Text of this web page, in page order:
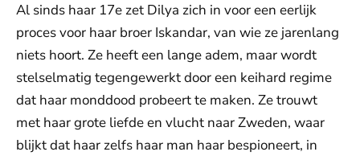
Al sinds haar 17e zet Dilya zich in voor een eerlijk
proces voor haar broer Iskandar, van wie ze jarenlang
niets hoort. Ze heeft een lange adem, maar wordt
stelselmatig tegengewerkt door een keihard regime
dat haar monddood probeert te maken. Ze trouwt
met haar grote liefde en vlucht naar Zweden, waar
blijkt dat haar zelfs haar man haar bespioneert, in